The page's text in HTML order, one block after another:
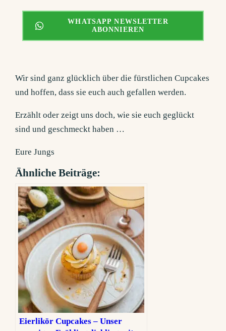
WHATSAPP NEWSLETTER
ABONNIEREN
Wir sind ganz glücklich über die fürstlichen Cupcakes
und hoffen, dass sie euch auch gefallen werden.
Erzählt oder zeigt uns doch, wie sie euch geglückt
sind und geschmeckt haben …
Eure Jungs
Ähnliche Beiträge:
Eierlikör Cupcakes – Unser